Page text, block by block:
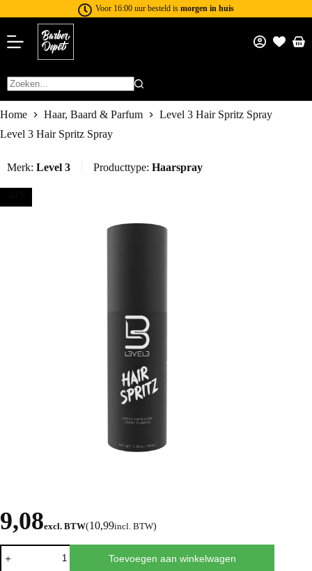
Voor 16:00 uur besteld is morgen in huis
Home Haar, Baard & Parfum
Level 3 Hair Spritz Spray
Level 3 Hair Spritz Spray
Merk: Level 3 Producttype: Haarspray
9,08excl. BTW(10,99incl. BTW)
Toevoegen aan winkelwagen